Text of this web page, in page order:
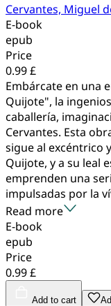
Cervantes, Miguel
E-book
epub
Price
0.99 £
Embárcate en una
Quijote", la
caballería,
Cervantes. Esta
sigue al excéntrico
Quijote, y a su leal
emprenden una
impulsadas por la
Read more
E-book
epub
Price
0.99 £
Add to cart